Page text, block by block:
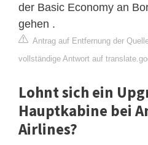
der Basic Economy an
gehen .
Antrag auf Entfernung der
vollständige Antwort auf
Lohnt sich ein
Hauptkabine bei
Airlines?